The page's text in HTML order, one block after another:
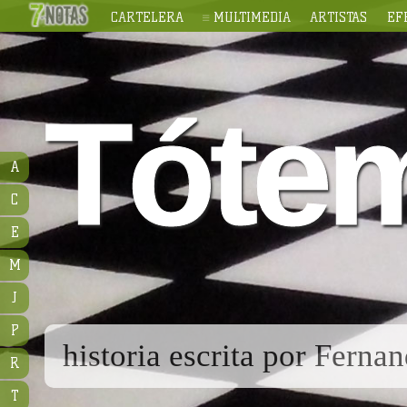
CARTELERA MULTIMEDIA ARTISTAS
historia escrita por
A
C
E
M
J
P
R
T